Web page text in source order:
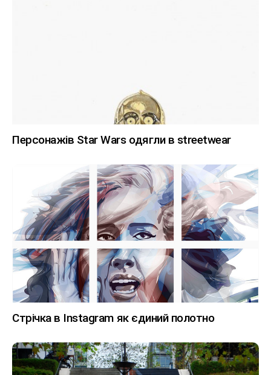
Персонажів Star Wars одягли в streetwear
Стрічка в Instagram як єдиний полотно